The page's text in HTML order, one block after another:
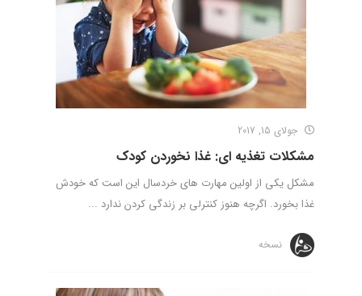
جولای 15, 2017
مشکلات تغذیه ای: غذا نخوردن کودک
مشکل یکی از اولین مهارت های خردسال این است که خودش
غذا بخورد. اگرچه هنوز کنترلی بر زندگی کردن ندارد ...
نسخه